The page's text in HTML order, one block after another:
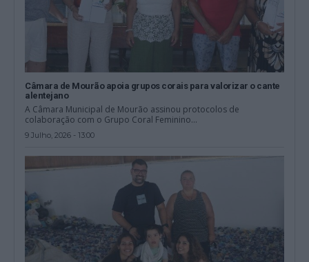
Câmara de Mourão apoia grupos corais para valorizar o cante
alentejano
A Câmara Municipal de Mourão assinou protocolos de
colaboração com o Grupo Coral Feminino...
9 Julho, 2026 - 13:00